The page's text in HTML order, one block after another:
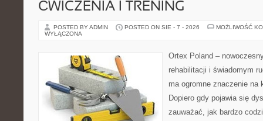
ĆWICZENIA I TRENING
POSTED BY ADMIN POSTED ON SIE - 7 - 2026
MOŻLIWOŚĆ
WYŁĄCZONA
Ortex Poland –
rehabilitacji i świadomym
ma ogromne znaczenie na
Dopiero gdy pojawia się
zauważać, jak bardzo